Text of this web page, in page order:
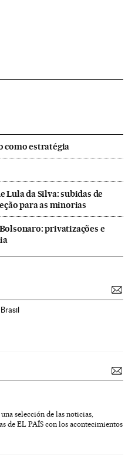
como estratégia
Lula da Silva: subidas de
para as minorias
privatizações e
selección de las noticias,
de EL PAÍS con los acontecimientos